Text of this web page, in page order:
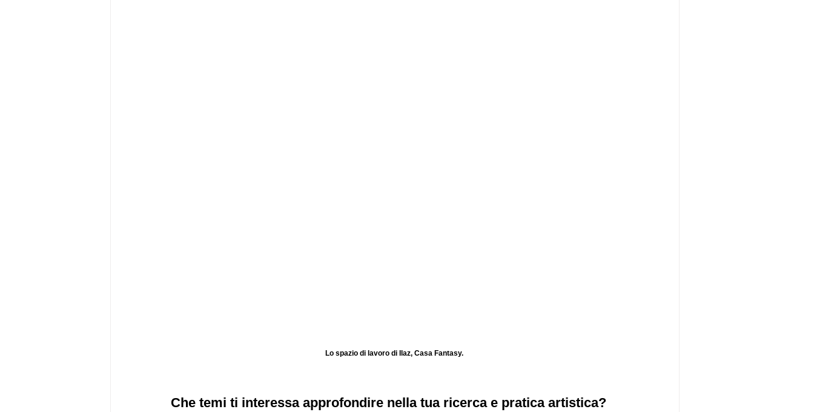
Lo spazio di lavoro di Ilaz, Casa Fantasy.
Che temi ti interessa approfondire nella tua ricerca e pratica artistica?